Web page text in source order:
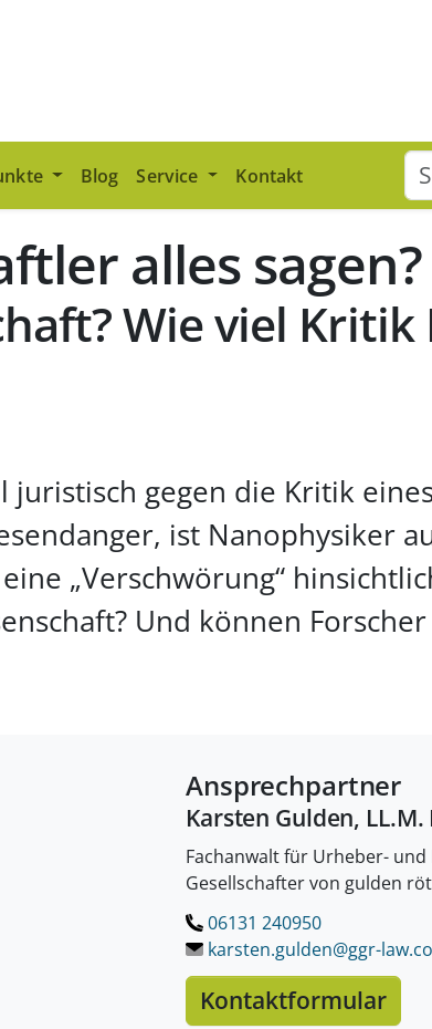
Blog Service Kontakt
alles sagen?
Wie viel
gegen die Kritik
ist Nanophysiker
„Verschwörung“
Und können
Ansprechpartner
Karsten Gulden,
Fachanwalt für Urheber-
Gesellschafter von gulden
06131 240950
karsten.gulden@ggr-law.
Kontaktformular